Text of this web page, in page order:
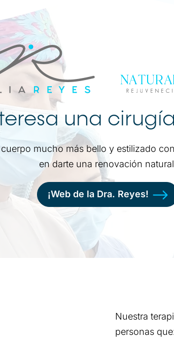
una
mucho más bello y estilizado
en darte una renovación
¡Web de la Dra. Reyes!
Nuestra
personas